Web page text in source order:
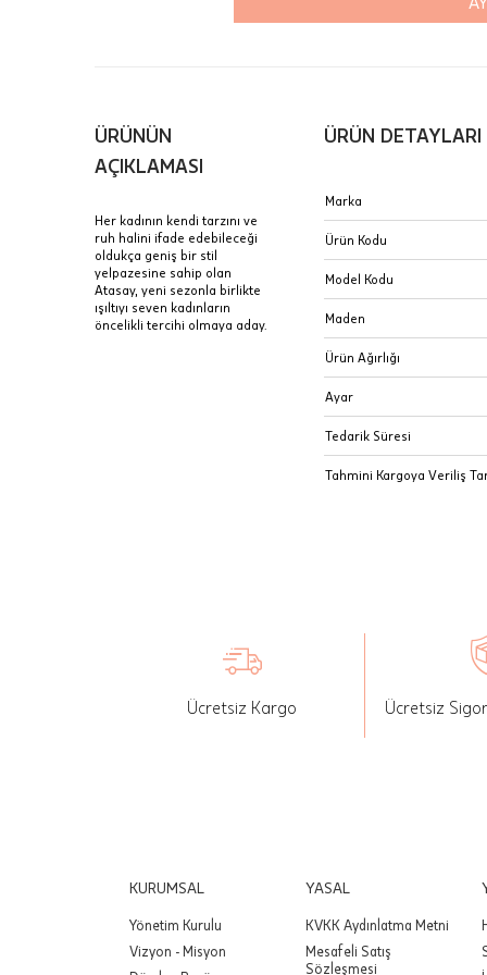
Stoklar çok
Taksit
Tek Çekim
2 Taksit
E-Posta Adresi
ÜRÜNÜN
AÇIKLAMASI
Her kadının kendi tarzını ve
ruh halini ifade edebileceği
oldukça geniş bir stil
yelpazesine sahip olan
Atasay, yeni sezonla birlikte
ışıltıyı seven kadınların
öncelikli tercihi olmaya aday.
ÜRÜN DETAYLARI
Marka
Ürün Kodu
Model Kodu
Maden
Ürün Ağırlığı
Ayar
Tedarik Süresi
Tahmini Kargoya Veriliş
Ücretsiz Kargo Ücretsiz
KURUMSAL
Yönetim Kurulu
Vizyon - Misyon
YASAL
KVKK Aydınlatma Metni
Mesafeli Satış
Sözleşmesi
Sertifika
JTR |
Sipariş
İptal:
seçilen
Önemli:
Önemli: